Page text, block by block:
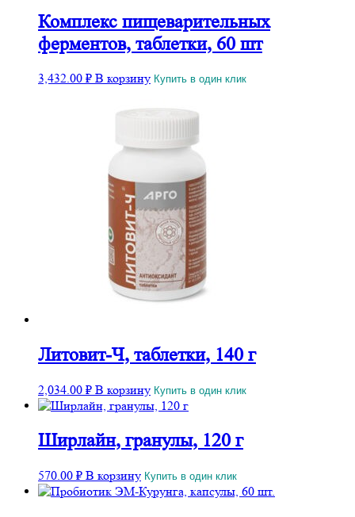
Комплекс пищеварительных
ферментов, таблетки, 60 шт
3,432.00 ₽ В корзину Купить в один клик
Литовит-Ч, таблетки, 140 г
2,034.00 ₽ В корзину Купить в один клик
Ширлайн, гранулы, 120 г
570.00 ₽ В корзину Купить в один клик